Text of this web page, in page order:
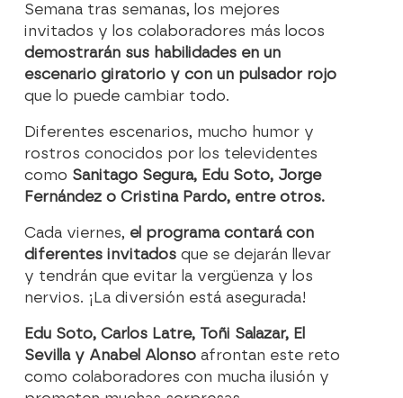
Semana tras semanas, los mejores
invitados y los colaboradores más locos
demostrarán sus habilidades en un
escenario giratorio y con un pulsador rojo
que lo puede cambiar todo.
Diferentes escenarios, mucho humor y
rostros conocidos por los televidentes
como Sanitago Segura, Edu Soto, Jorge
Fernández o Cristina Pardo, entre otros.
Cada viernes, el programa contará con
diferentes invitados que se dejarán llevar
y tendrán que evitar la vergüenza y los
nervios. ¡La diversión está asegurada!
Edu Soto, Carlos Latre, Toñi Salazar, El
Sevilla y Anabel Alonso afrontan este reto
como colaboradores con mucha ilusión y